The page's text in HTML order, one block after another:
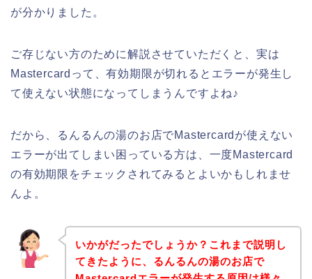
が分かりました。
ご存じない方のために解説させていただくと、実は
Mastercardって、有効期限が切れるとエラーが発生し
て使えない状態になってしまうんですよね♪
だから、るんるんの湯のお店でMastercardが使えない
エラーが出てしまい困っている方は、一度Mastercard
の有効期限をチェックされてみるとよいかもしれませ
んよ。
いかがだったでしょうか？これまで説明し
てきたように、るんるんの湯のお店で